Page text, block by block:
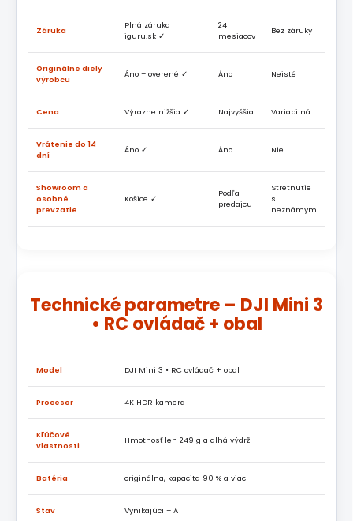
Záruka
Plná záruka
iguru.sk ✓
24
mesiacov
Bez záruky
Originálne diely
výrobcu
Áno – overené ✓ Áno Neisté
Cena Výrazne nižšia ✓ Najvyššia Variabilná
Vrátenie do 14
dní
Áno ✓ Áno Nie
Showroom a
osobné
prevzatie
Košice ✓
Podľa
predajcu
Stretnutie
s
neznámym
Technické parametre – DJI Mini 3
• RC ovládač + obal
Model DJI Mini 3 • RC ovládač + obal
Procesor 4K HDR kamera
Kľúčové
vlastnosti
Hmotnosť len 249 g a dlhá výdrž
Batéria originálna, kapacita 90 % a viac
Stav Vynikajúci – A